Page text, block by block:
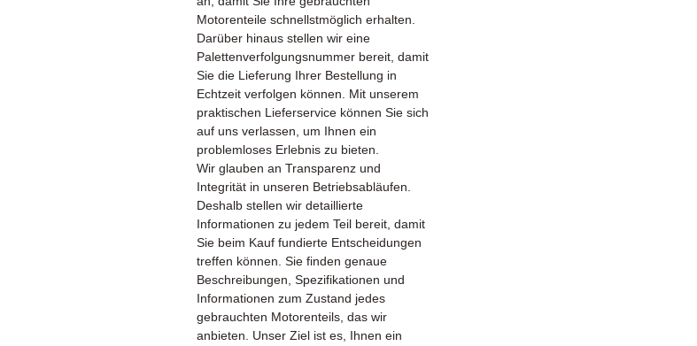
Motorenteile schnellstmöglich erhalten.
Darüber hinaus stellen wir eine
Palettenverfolgungsnummer bereit, damit
Sie die Lieferung Ihrer Bestellung in
Echtzeit verfolgen können. Mit unserem
praktischen Lieferservice können Sie sich
auf uns verlassen, um Ihnen ein
problemloses Erlebnis zu bieten.
Wir glauben an Transparenz und
Integrität in unseren Betriebsabläufen.
Deshalb stellen wir detaillierte
Informationen zu jedem Teil bereit, damit
Sie beim Kauf fundierte Entscheidungen
treffen können. Sie finden genaue
Beschreibungen, Spezifikationen und
Informationen zum Zustand jedes
gebrauchten Motorenteils, das wir
anbieten. Unser Ziel ist es, Ihnen ein